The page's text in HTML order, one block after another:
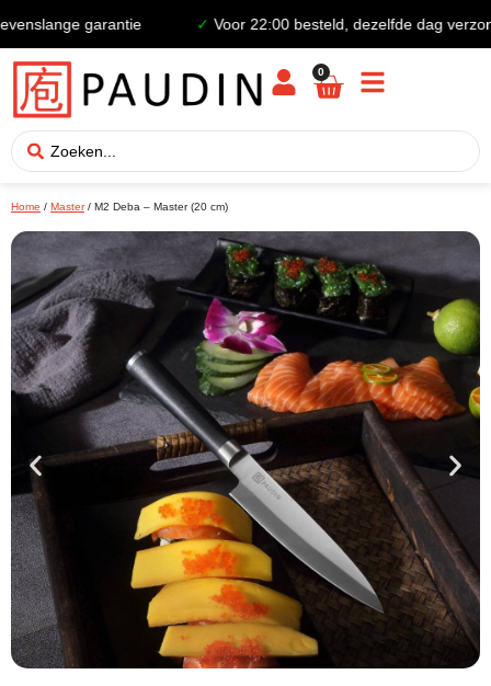
garantie Voor 22:00 besteld, dezelfde dag
0
Home / Master/ M2 Deba – Master (20 cm)